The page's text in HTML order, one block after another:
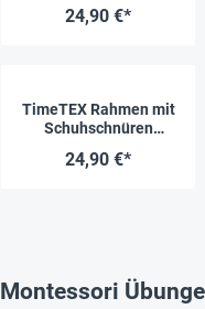
24,90 €*
TimeTEX Rahmen mit
Schuhschnüren
24,90 €*
Montessori